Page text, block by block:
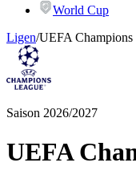
World Cup
Ligen/UEFA Champions
Saison 2026/2027
UEFA